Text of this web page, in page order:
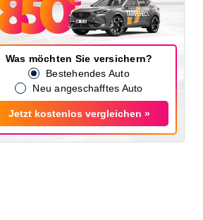
Was möchten Sie versichern?
Bestehendes Auto
Neu angeschafftes Auto
Jetzt kostenlos vergleichen »